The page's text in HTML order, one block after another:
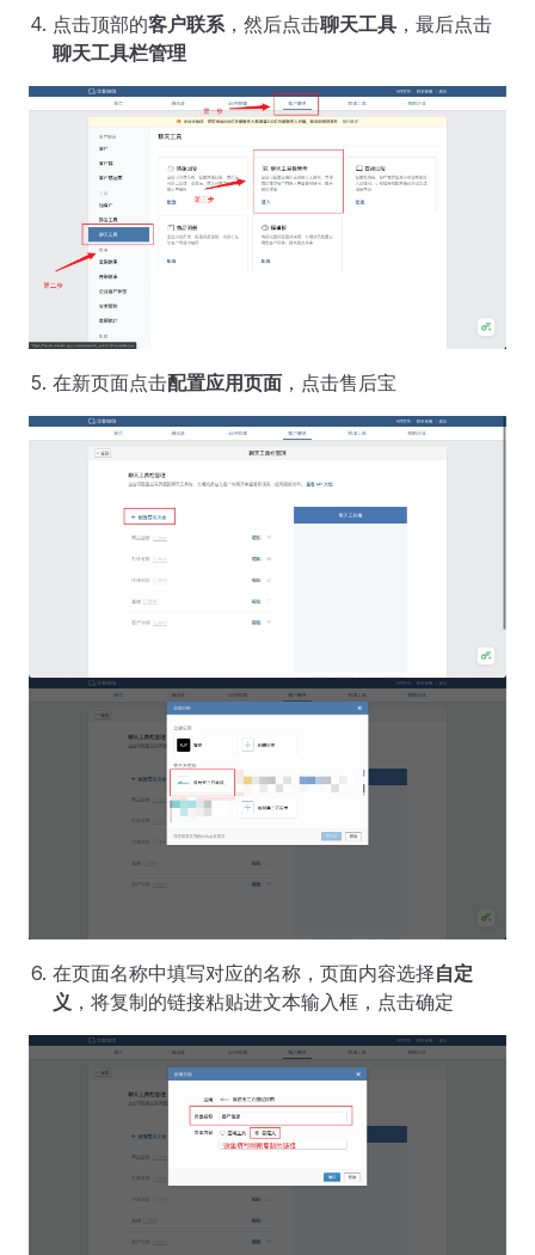
点击顶部的客户联系，然后点击聊天工具 ，最后点击
聊天工具栏管理
在新页面点击配置应用页面 ，点击售后宝
在页面名称中填写对应的名称，页面内容选择自定
义 ，将复制的链接粘贴进文本输入框，点击确定